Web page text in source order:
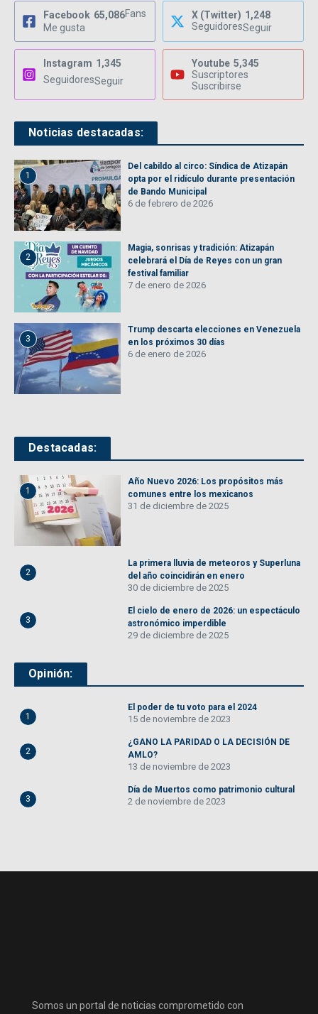
Facebook 65,086Fans
Me gusta
X (Twitter) 1,248
SeguidoresSeguir
Instagram 1,345
SeguidoresSeguir
Youtube 5,345
Suscriptores
Suscribirse
Noticias destacadas:
1
Del cabildo al circo: Síndica de Atizapán
opta por el ridículo durante presentación
de Bando Municipal
6 de febrero de 2026
2
Magia, sonrisas y tradición: Atizapán
celebrará el Día de Reyes con un gran
festival familiar
7 de enero de 2026
3
Trump descarta elecciones en Venezuela
en los próximos 30 días
6 de enero de 2026
Destacadas:
1
Año Nuevo 2026: Los propósitos más
comunes entre los mexicanos
31 de diciembre de 2025
2
La primera lluvia de meteoros y Superluna
del año coincidirán en enero
30 de diciembre de 2025
3
El cielo de enero de 2026: un espectáculo
astronómico imperdible
29 de diciembre de 2025
Opinión:
1
El poder de tu voto para el 2024
15 de noviembre de 2023
2
¿GANO LA PARIDAD O LA DECISIÓN DE
AMLO?
13 de noviembre de 2023
3
Día de Muertos como patrimonio cultural
2 de noviembre de 2023
Somos un portal de noticias comprometido con